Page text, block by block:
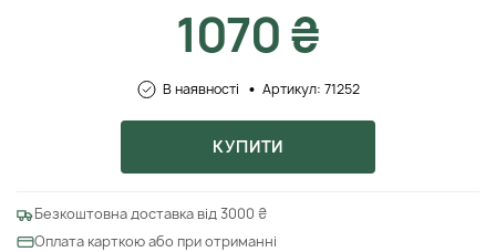
1070 ₴
В наявності Артикул: 71252
КУПИТИ
Безкоштовна доставка від 3000 ₴
Оплата карткою або при отриманні